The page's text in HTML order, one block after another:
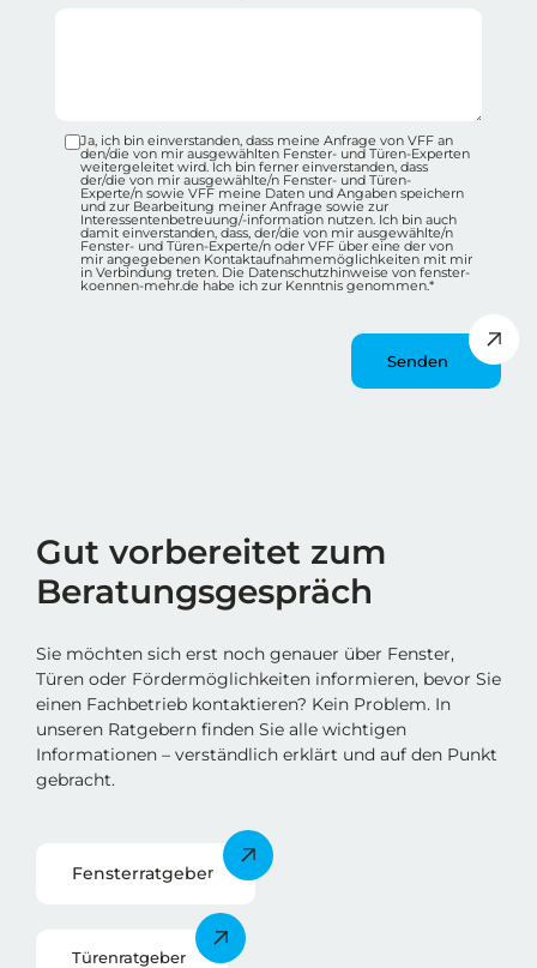
Datenschutz-Checkbox Container
Ja, ich bin einverstanden, dass meine Anfrage von VFF an
den/die von mir ausgewählten Fenster- und Türen-Experten
weitergeleitet wird. Ich bin ferner einverstanden, dass
der/die von mir ausgewählte/n Fenster- und Türen-
Experte/n sowie VFF meine Daten und Angaben speichern
und zur Bearbeitung meiner Anfrage sowie zur
Interessentenbetreuung/-information nutzen. Ich bin auch
damit einverstanden, dass, der/die von mir ausgewählte/n
Fenster- und Türen-Experte/n oder VFF über eine der von
mir angegebenen Kontaktaufnahmemöglichkeiten mit mir
in Verbindung treten. Die Datenschutzhinweise von fenster-
koennen-mehr.de habe ich zur Kenntnis genommen.*
Gut vorbereitet zum
Beratungsgespräch
Sie möchten sich erst noch genauer über Fenster,
Türen oder Fördermöglichkeiten informieren, bevor Sie
einen Fachbetrieb kontaktieren? Kein Problem. In
unseren Ratgebern finden Sie alle wichtigen
Informationen – verständlich erklärt und auf den Punkt
gebracht.
Fensterratgeber
Türenratgeber